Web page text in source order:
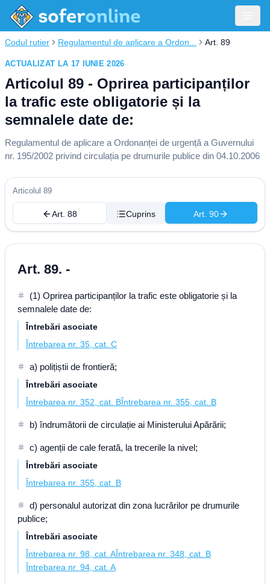
Codul rutier Regulamentul de aplicare a Ordon... Art. 89
ACTUALIZAT LA 17 IUNIE 2026
Articolul 89 - Oprirea participanților
la trafic este obligatorie și la
semnalele date de:
Regulamentul de aplicare a Ordonanței de urgență a Guvernului
nr. 195/2002 privind circulația pe drumurile publice din 04.10.2006
Articolul 89
Art. 88 Cuprins Art. 90
Art. 89. -
(1) Oprirea participanților la trafic este obligatorie și la
semnalele date de:
Întrebări asociate
Întrebarea nr. 35, cat. C
a) polițiștii de frontieră;
Întrebări asociate
Întrebarea nr. 352, cat. BÎntrebarea nr. 355, cat. B
b) îndrumătorii de circulație ai Ministerului Apărării;
c) agenții de cale ferată, la trecerile la nivel;
Întrebări asociate
Întrebarea nr. 355, cat. B
d) personalul autorizat din zona lucrărilor pe drumurile
publice;
Întrebări asociate
Întrebarea nr. 98, cat. AÎntrebarea nr. 348, cat. B
Întrebarea nr. 94, cat. A